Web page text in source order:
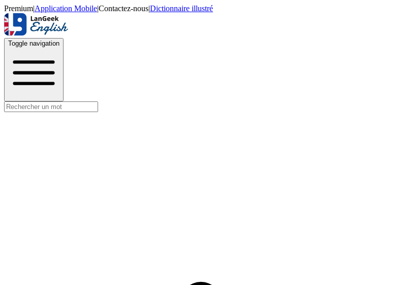
Premium|Application Mobile|Contactez-nous|Dictionnaire illustré
Toggle navigation